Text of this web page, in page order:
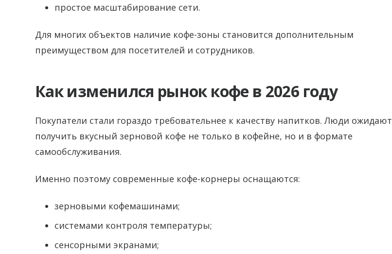
простое масштабирование сети.
Для многих объектов наличие кофе-зоны становится дополнительным
преимуществом для посетителей и сотрудников.
Как изменился рынок кофе в 2026 году
Покупатели стали гораздо требовательнее к качеству напитков. Люди ожидают
получить вкусный зерновой кофе не только в кофейне, но и в формате
самообслуживания.
Именно поэтому современные кофе-корнеры оснащаются:
зерновыми кофемашинами;
системами контроля температуры;
сенсорными экранами;